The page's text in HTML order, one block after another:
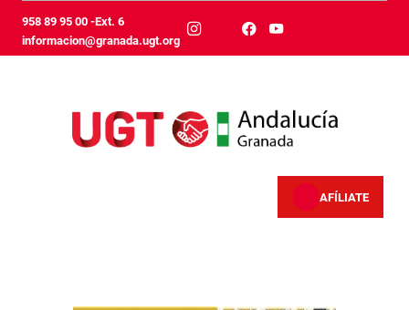
Skip to Main Content
958 89 95 00 -Ext. 6
informacion@granada.ugt.org
AFÍLIATE